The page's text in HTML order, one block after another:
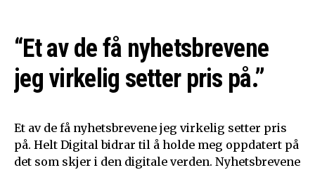
“Et av de få nyhetsbrevene
jeg virkelig setter pris på.”
Et av de få nyhetsbrevene jeg virkelig setter pris
på. Helt Digital bidrar til å holde meg oppdatert på
det som skjer i den digitale verden. Nyhetsbrevene